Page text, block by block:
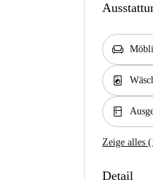
chair
local_laundry_service
kitchen
Zeige alles
Detail